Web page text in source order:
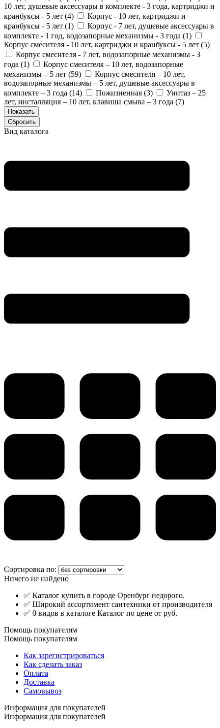
10 лет, душевые аксессуары в комплекте - 3 года, картриджи и
кранбуксы - 5 лет (4)
Корпус - 10 лет, картриджи и
кранбуксы - 5 лет (1)
Корпус - 7 лет, душевые аксессуары в
комплекте - 1 год, водозапорные механизмы - 3 года (1)
Корпус смесителя - 10 лет, картриджи и кранбуксы - 5 лет (5)
Корпус смесителя - 7 лет, водозапорные механизмы - 3
года (1)
Корпус смесителя – 10 лет, водозапорные
механизмы – 5 лет (59)
Корпус смесителя – 10 лет,
водозапорные механизмы – 5 лет, душевые аксессуары в
комплекте – 3 года (14) Пожизненная (3)
Унитаз – 25
лет, инсталляция – 10 лет, клавиша смыва – 3 года (7)
Вид каталога
Сортировка по:
Ничего не найдено
✅ Каталог купить в городе Оренбург недорого.
✅ Широкий ассортимент сантехники от производителя
✅ 0 видов в каталоге Каталог по цене от руб.
Помощь покупателям
Помощь покупателям
Как зарегистрироваться
Как сделать заказ
Оплата
Доставка
Самовывоз
Информация для покупателей
Информация для покупателей